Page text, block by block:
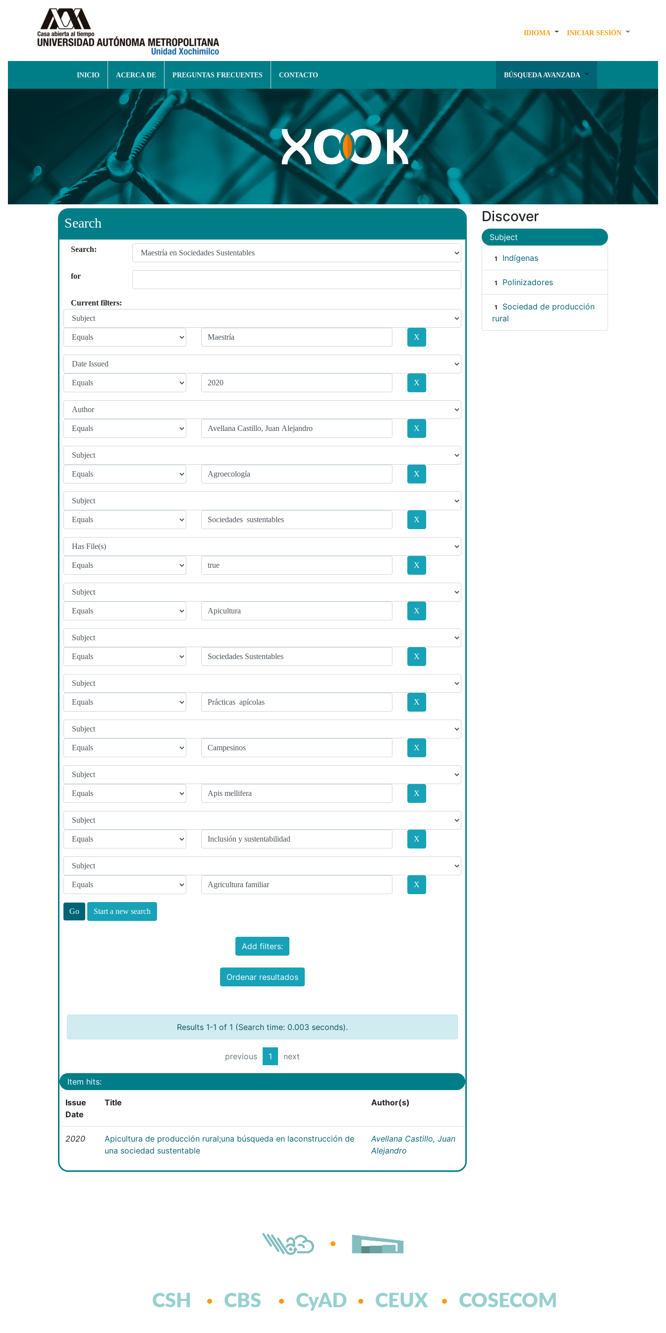
IDIOMA INICIAR SESIÓN
INICIO ACERCA DE PREGUNTAS FRECUENTES CONTACTO BÚSQUEDA AVANZADA
Search
Search:
for
Current filters:
Start a new search
Add filters:
Ordenar resultados
Results 1-1 of 1 (Search time: 0.003 seconds).
previous 1 next
Item hits:
Issue
Date
Title Author(s)
2020
Apicultura de producción rural;una búsqueda en laconstrucción de
una sociedad sustentable
Avellana Castillo, Juan
Alejandro
Discover
Subject
1 Indígenas
1 Polinizadores
1
Sociedad de producción
rural
CSH CBS CyAD CEUX COSECOM